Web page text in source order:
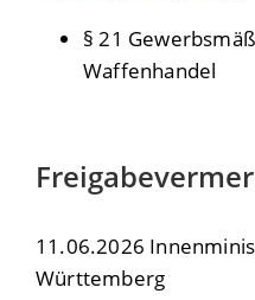
§ 21
Waffenhandel
11.06.2026
Württemberg